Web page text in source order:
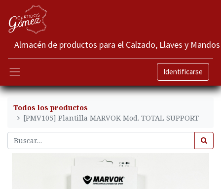
Almacén de productos para el Calzado, Llaves y Mandos
Identificarse
Todos los productos
[PMV105] Plantilla MARVOK Mod. TOTAL SUPPORT